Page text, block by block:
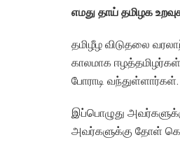
எமது தாய் தமிழக
தமிழீழ விடுதலை
காலமாக
போராடி வந்துள்ளார்கள்.
இப்பொழுது
அவர்களுக்கு தோள்